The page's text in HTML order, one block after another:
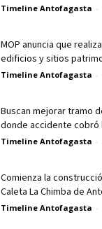
Timeline Antofagasta -
MOP anuncia que
edificios y sitios
Timeline Antofagasta -
Buscan mejorar tramo
donde accidente cobró
Timeline Antofagasta -
Comienza la
Caleta La Chimba de
Timeline Antofagasta -